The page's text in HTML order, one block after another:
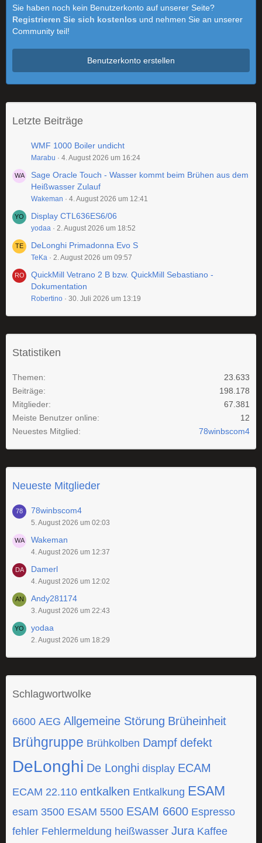
Sie haben noch kein Benutzerkonto auf unserer Seite?
Registrieren Sie sich kostenlos und nehmen Sie an unserer
Community teil!
Benutzerkonto erstellen
Letzte Beiträge
WMF 1000 Boiler undicht
Marabu 4. August 2026 um 16:24
Sage Oracle Touch - Wasser kommt beim Brühen aus dem
Heißwasser Zulauf
Wakeman 4. August 2026 um 12:41
Display CTL636ES6/06
yodaa 2. August 2026 um 18:52
DeLonghi Primadonna Evo S
TeKa 2. August 2026 um 09:57
QuickMill Vetrano 2 B bzw. QuickMill Sebastiano -
Dokumentation
Robertino 30. Juli 2026 um 13:19
Statistiken
Themen
23.633
Beiträge
198.178
Mitglieder
67.381
Meiste Benutzer online
12
Neuestes Mitglied
78winbscom4
Neueste Mitglieder
78winbscom4
5. August 2026 um 02:03
Wakeman
4. August 2026 um 12:37
Damerl
4. August 2026 um 12:02
Andy281174
3. August 2026 um 22:43
yodaa
2. August 2026 um 18:29
Schlagwortwolke
6600 AEG Allgemeine Störung Brüheinheit
Brühgruppe Brühkolben Dampf defekt
DeLonghi De Longhi display ECAM
ECAM 22.110 entkalken Entkalkung ESAM
esam 3500 ESAM 5500 ESAM 6600 Espresso
fehler Fehlermeldung heißwasser Jura Kaffee